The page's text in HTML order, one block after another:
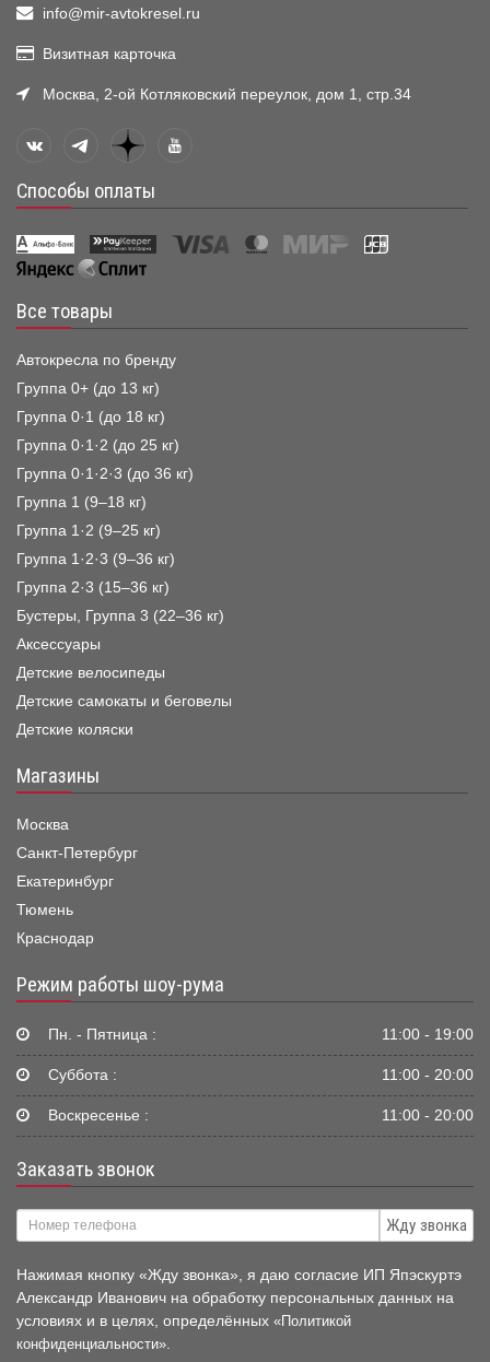
info@mir-avtokresel.ru
Визитная карточка
Москва, 2-ой Котляковский переулок, дом 1, стр.34
Способы оплаты
Все товары
Автокресла по бренду
Группа 0+ (до 13 кг)
Группа 0·1 (до 18 кг)
Группа 0·1·2 (до 25 кг)
Группа 0·1·2·3 (до 36 кг)
Группа 1 (9–18 кг)
Группа 1·2 (9–25 кг)
Группа 1·2·3 (9–36 кг)
Группа 2·3 (15–36 кг)
Бустеры, Группа 3 (22–36 кг)
Аксессуары
Детские велосипеды
Детские самокаты и беговелы
Детские коляски
Магазины
Москва
Санкт-Петербург
Екатеринбург
Тюмень
Краснодар
Режим работы шоу-рума
Пн. - Пятница : 11:00 - 19:00
Суббота : 11:00 - 20:00
Воскресенье : 11:00 - 20:00
Заказать звонок
Жду звонка
Нажимая кнопку «Жду звонка», я даю согласие ИП Япэскуртэ
Александр Иванович на обработку персональных данных на
условиях и в целях, определённых «Политикой
конфиденциальности».